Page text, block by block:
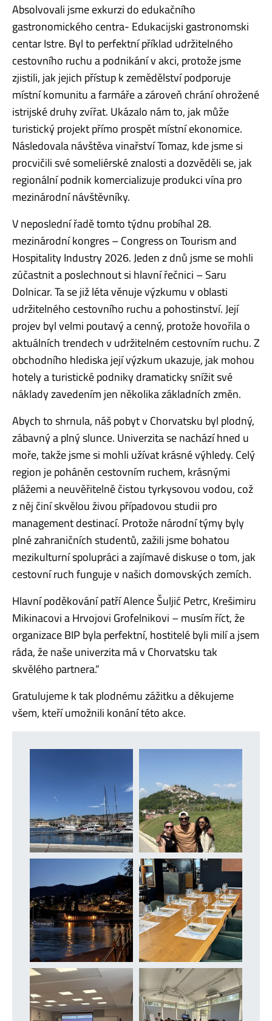
Absolvovali jsme exkurzi do edukačního
gastronomického centra- Edukacijski gastronomski
centar Istre. Byl to perfektní příklad udržitelného
cestovního ruchu a podnikání v akci, protože jsme
zjistili, jak jejich přístup k zemědělství podporuje
místní komunitu a farmáře a zároveň chrání ohrožené
istrijské druhy zvířat. Ukázalo nám to, jak může
turistický projekt přímo prospět místní ekonomice.
Následovala návštěva vinařství Tomaz, kde jsme si
procvičili své someliérské znalosti a dozvěděli se, jak
regionální podnik komercializuje produkci vína pro
mezinárodní návštěvníky.
V neposlední řadě tomto týdnu probíhal 28.
mezinárodní kongres – Congress on Tourism and
Hospitality Industry2026.Jeden z dnů jsme se mohli
zúčastnit a poslechnout si hlavní řečnici – Saru
Dolnicar.Ta se již léta věnuje výzkumu v oblasti
udržitelného cestovního ruchu a pohostinství.Její
projev byl velmi poutavý a cenný, protože hovořila o
aktuálních trendech v udržitelném cestovním ruchu.Z
obchodního hlediska její výzkum ukazuje, jak mohou
hotely a turistické podniky dramaticky snížit své
náklady zavedením jen několika základních změn.
Abych to shrnula, náš pobyt v Chorvatsku byl plodný,
zábavný a plný slunce. Univerzita se nachází hned u
moře, takže jsme si mohli užívat krásné výhledy. Celý
region je poháněn cestovním ruchem, krásnými
plážemi a neuvěřitelně čistou tyrkysovou vodou, což
z něj činí skvělou živou případovou studii pro
management destinací. Protože národní týmy byly
plné zahraničních studentů, zažili jsme bohatou
mezikulturní spolupráci a zajímavé diskuse o tom, jak
cestovní ruch funguje v našich domovských zemích.
Hlavní poděkování patří Alence Šuljić Petrc, Krešimiru
Mikinacovi a Hrvojovi Grofelnikovi – musím říct, že
organizace BIP byla perfektní, hostitelé byli milí ajsem
ráda, že naše univerzita má v Chorvatsku tak
skvělého partnera.“
Gratulujeme k tak plodnému zážitku a děkujeme
všem, kteří umožnili konání této akce.